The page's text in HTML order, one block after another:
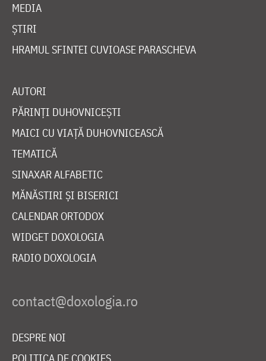
MEDIA
ȘTIRI
HRAMUL SFINTEI CUVIOASE PARASCHEVA
AUTORI
PĂRINȚI DUHOVNICEȘTI
MAICI CU VIAȚĂ DUHOVNICEASCĂ
TEMATICĂ
SINAXAR ALFABETIC
MĂNĂSTIRI ȘI BISERICI
CALENDAR ORTODOX
WIDGET DOXOLOGIA
RADIO DOXOLOGIA
DESPRE NOI